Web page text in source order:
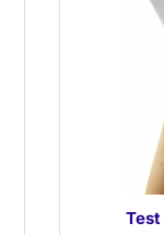
Test